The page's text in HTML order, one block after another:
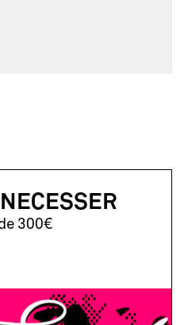
NECESSER
300€